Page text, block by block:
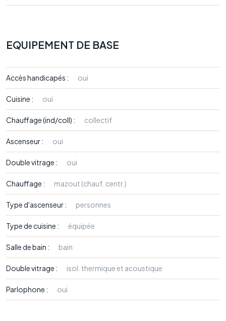
EQUIPEMENT DE BASE
Accès handicapés : oui
Cuisine : oui
Chauffage (ind/coll) : collectif
Ascenseur : oui
Double vitrage : oui
Chauffage : mazout (chauf. centr.)
Type d'ascenseur : personnes
Type de cuisine : équipée
Salle de bain : bain
Double vitrage : isol. thermique et acoustique
Parlophone : oui